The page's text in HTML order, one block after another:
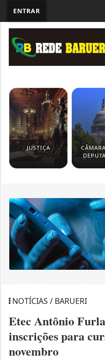
ENTRAR
JUSTIÇA
NOTÍCIAS / BARUERI
Etec Antônio
inscrições para
novembro